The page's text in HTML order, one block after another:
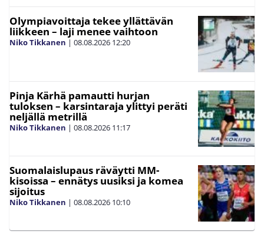
Olympiavoittaja tekee yllättävän
liikkeen – laji menee vaihtoon
Niko Tikkanen | 08.08.2026 12:20
Pinja Kärhä pamautti hurjan
tuloksen – karsintaraja ylittyi peräti
neljällä metrillä
Niko Tikkanen | 08.08.2026 11:17
Suomalaislupaus räväytti MM-
kisoissa – ennätys uusiksi ja komea
sijoitus
Niko Tikkanen | 08.08.2026 10:10